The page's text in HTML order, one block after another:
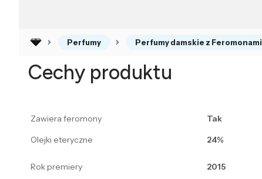
Perfumy Perfumy damskie z Feromonami
Cechy produktu
Zawiera feromony Tak
Olejki eteryczne
24%
Rok premiery 2015